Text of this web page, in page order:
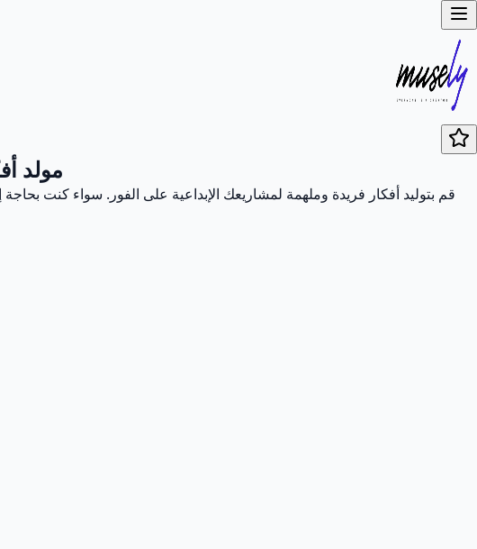
مولد
قم بتوليد أفكار فريدة وملهمة لمشاريعك الإبداعية على الفور. سواء كنت بحاجة